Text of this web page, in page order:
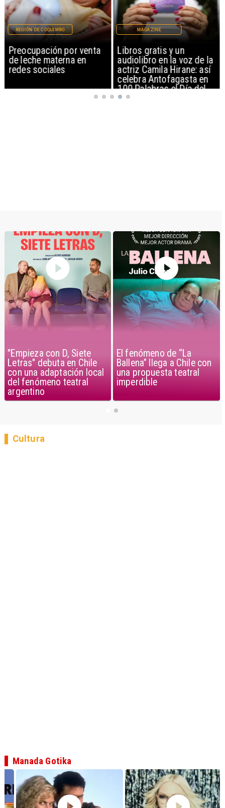
Preocupación por venta
de leche materna en
redes sociales
REGIÓN DE COQUIMBO
Libros gratis y un
audiolibro en la voz de la
actriz Camila Hirane: así
celebra Antofagasta en
100 Palabras el Día del
Patrimonio
MAGAZINE
El fenómeno de “La
Ballena” llega a Chile con
una propuesta teatral
imperdible
"Empieza con D, Siete
Letras" debuta en Chile
con una adaptación local
del fenómeno teatral
Cultura
Manada Gotika